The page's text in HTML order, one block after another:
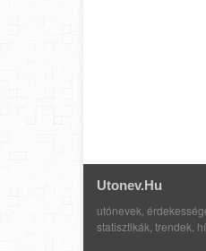
Utonev.hu
utónevek,
statisztikák, trendek,